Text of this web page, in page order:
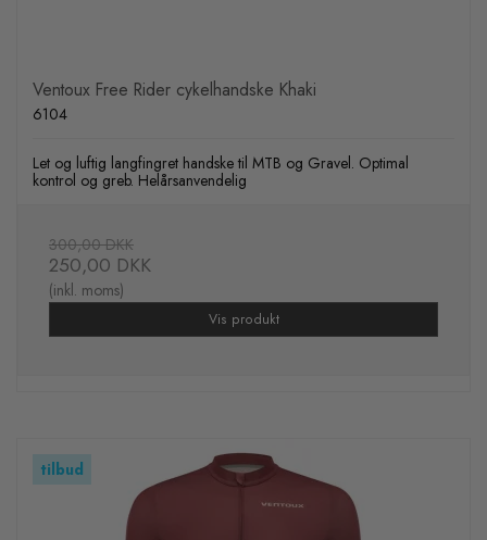
Ventoux Free Rider cykelhandske Khaki
6104
Let og luftig langfingret handske til MTB og Gravel. Optimal
kontrol og greb. Helårsanvendelig
300,00 DKK
250,00 DKK
(inkl. moms)
Vis produkt
tilbud